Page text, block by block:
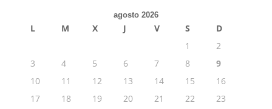
agosto 2026
L M X J V S
D
1
2
3
4 5 6 7 8
9
10
11 12 13 14 15
16
17
18 19 20 21 22
23